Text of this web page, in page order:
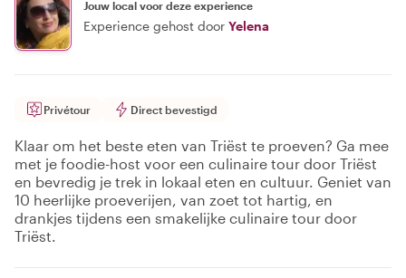
Jouw local voor deze experience
Experience gehost door Yelena
Privétour Direct bevestigd
Klaar om het beste eten van Triëst te proeven? Ga mee
met je foodie-host voor een culinaire tour door Triëst
en bevredig je trek in lokaal eten en cultuur. Geniet van
10 heerlijke proeverijen, van zoet tot hartig, en
drankjes tijdens een smakelijke culinaire tour door
Triëst.